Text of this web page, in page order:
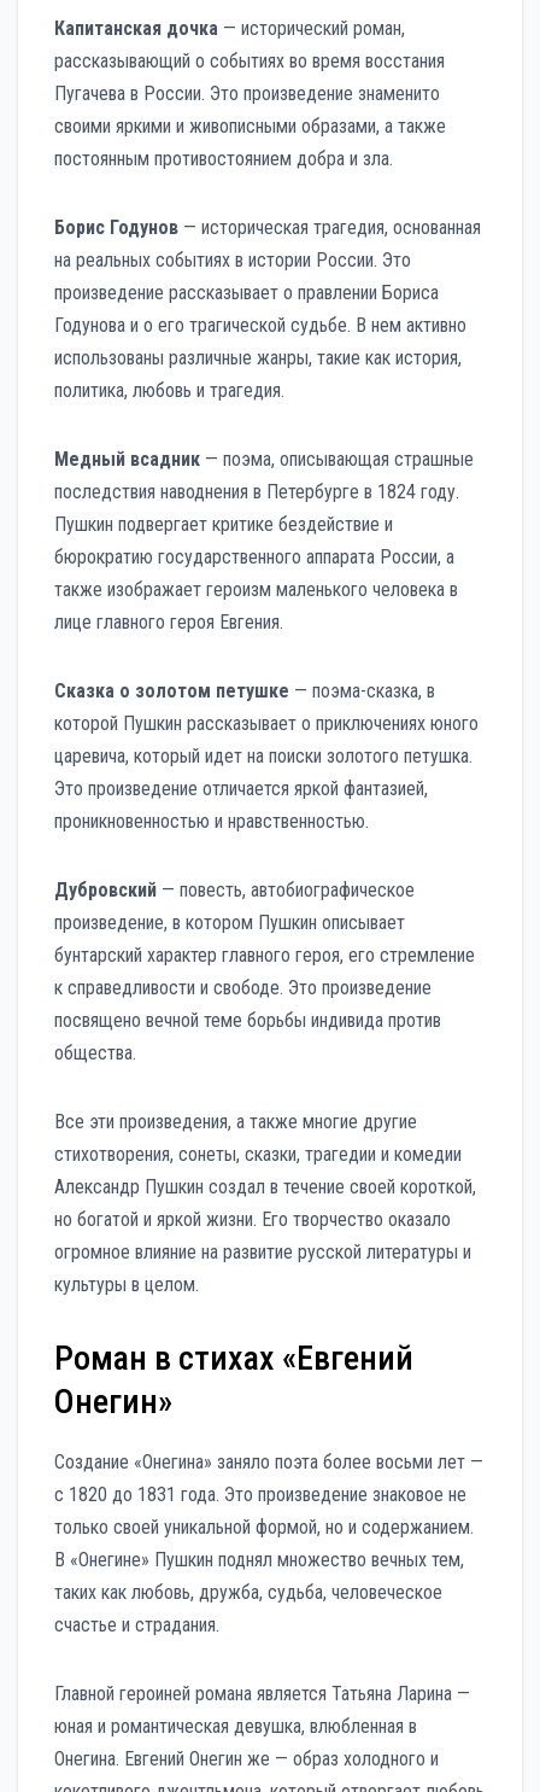
Капитанская дочка — исторический роман,
рассказывающий о событиях во время восстания
Пугачева в России. Это произведение знаменито
своими яркими и живописными образами, а также
постоянным противостоянием добра и зла.
Борис Годунов — историческая трагедия, основанная
на реальных событиях в истории России. Это
произведение рассказывает о правлении Бориса
Годунова и о его трагической судьбе. В нем активно
использованы различные жанры, такие как история,
политика, любовь и трагедия.
Медный всадник — поэма, описывающая страшные
последствия наводнения в Петербурге в 1824 году.
Пушкин подвергает критике бездействие и
бюрократию государственного аппарата России, а
также изображает героизм маленького человека в
лице главного героя Евгения.
Сказка о золотом петушке — поэма-сказка, в
которой Пушкин рассказывает о приключениях юного
царевича, который идет на поиски золотого петушка.
Это произведение отличается яркой фантазией,
проникновенностью и нравственностью.
Дубровский — повесть, автобиографическое
произведение, в котором Пушкин описывает
бунтарский характер главного героя, его стремление
к справедливости и свободе. Это произведение
посвящено вечной теме борьбы индивида против
общества.
Все эти произведения, а также многие другие
стихотворения, сонеты, сказки, трагедии и комедии
Александр Пушкин создал в течение своей короткой,
но богатой и яркой жизни. Его творчество оказало
огромное влияние на развитие русской литературы и
культуры в целом.
Роман в стихах «Евгений
Онегин»
Создание «Онегина» заняло поэта более восьми лет —
с 1820 до 1831 года. Это произведение знаковое не
только своей уникальной формой, но и содержанием.
В «Онегине» Пушкин поднял множество вечных тем,
таких как любовь, дружба, судьба, человеческое
счастье и страдания.
Главной героиней романа является Татьяна Ларина —
юная и романтическая девушка, влюбленная в
Онегина. Евгений Онегин же — образ холодного и